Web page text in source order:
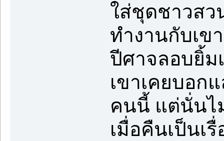
ใส่ชุดชาวสว
ทำงานกับเข
ปีศาจลอบยิ้ม
เขาเคยบอก
คนนี้ แต่นั่นไ
เมื่อคืนเป็นเ